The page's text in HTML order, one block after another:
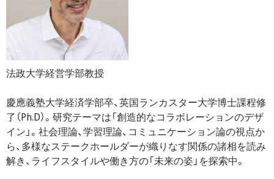
法政大学経営学部教授
慶應義塾大学経済学部卒、英国ランカスター大学博士課程修
了（Ph.D）。研究テーマは「創造的なコラボレーションのデザ
イン」。社会理論、学習理論、コミュニケーション論の視点か
ら、多様なステークホールダーが織りなす関係の諸相を読み
解き、ライフスタイルや働き方の「未来の姿」を探索中。